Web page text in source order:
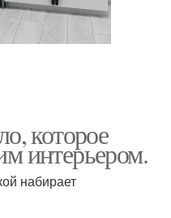
которое
интерьером.
набирает